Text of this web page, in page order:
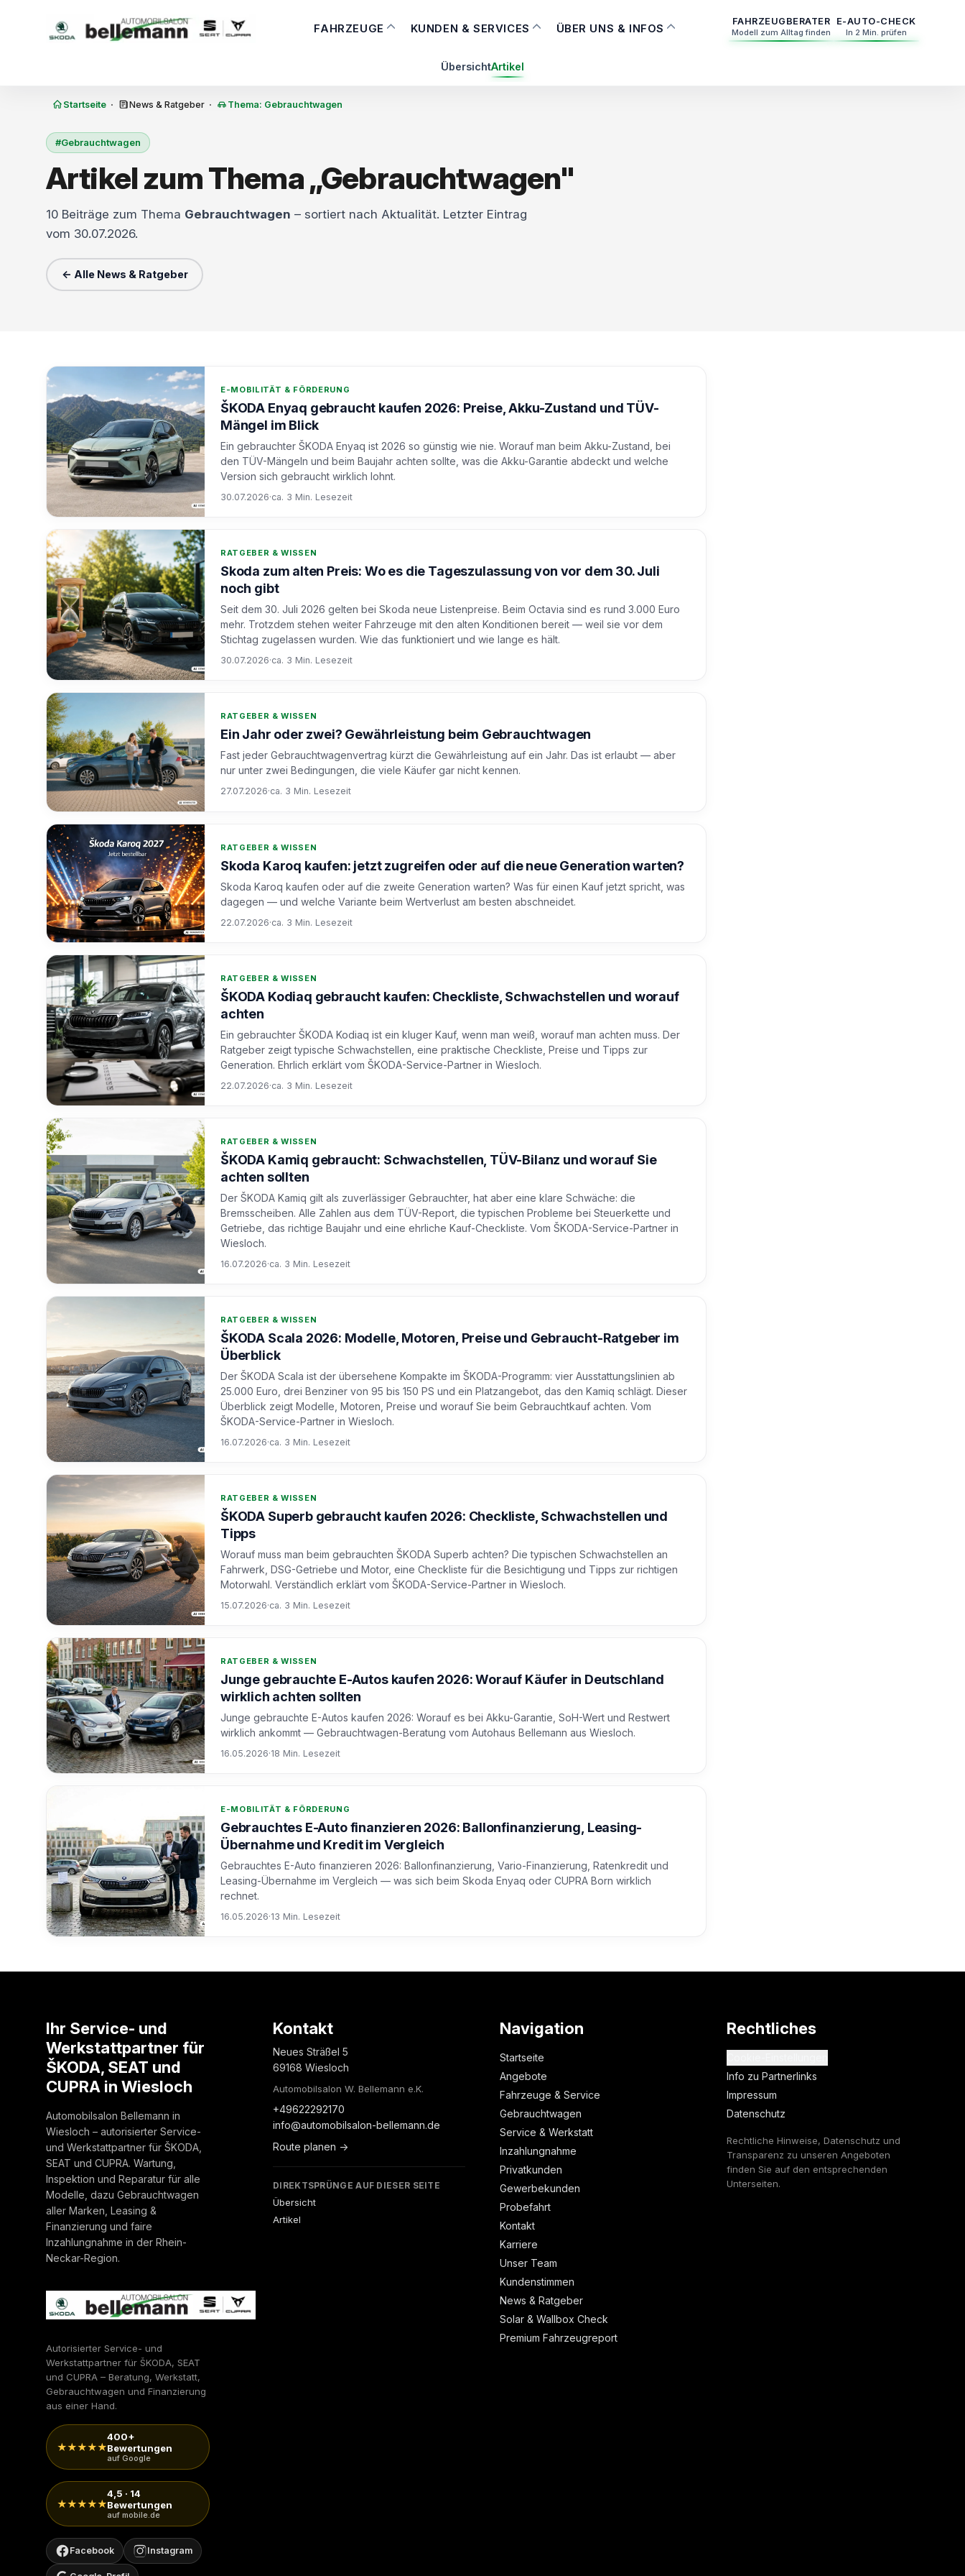
FAHRZEUGE KUNDEN & SERVICES ÜBER UNS & INFOS
FAHRZEUGBERATER
Modell zum Alltag finden
E-AUTO-CHECK
In 2 Min. prüfen
ÜbersichtArtikel
Startseite · News & Ratgeber · Thema: Gebrauchtwagen
#Gebrauchtwagen
Artikel zum Thema „Gebrauchtwagen"
10 Beiträge zum Thema Gebrauchtwagen – sortiert nach Aktualität. Letzter Eintrag
vom 30.07.2026.
← Alle News & Ratgeber
E-MOBILITÄT & FÖRDERUNG
ŠKODA Enyaq gebraucht kaufen 2026: Preise, Akku-Zustand und TÜV-
Mängel im Blick
Ein gebrauchter ŠKODA Enyaq ist 2026 so günstig wie nie. Worauf man beim Akku-Zustand, bei
den TÜV-Mängeln und beim Baujahr achten sollte, was die Akku-Garantie abdeckt und welche
Version sich gebraucht wirklich lohnt.
30.07.2026·ca. 3 Min. Lesezeit
RATGEBER & WISSEN
Skoda zum alten Preis: Wo es die Tageszulassung von vor dem 30. Juli
noch gibt
Seit dem 30. Juli 2026 gelten bei Skoda neue Listenpreise. Beim Octavia sind es rund 3.000 Euro
mehr. Trotzdem stehen weiter Fahrzeuge mit den alten Konditionen bereit — weil sie vor dem
Stichtag zugelassen wurden. Wie das funktioniert und wie lange es hält.
30.07.2026·ca. 3 Min. Lesezeit
RATGEBER & WISSEN
Ein Jahr oder zwei? Gewährleistung beim Gebrauchtwagen
Fast jeder Gebrauchtwagenvertrag kürzt die Gewährleistung auf ein Jahr. Das ist erlaubt — aber
nur unter zwei Bedingungen, die viele Käufer gar nicht kennen.
27.07.2026·ca. 3 Min. Lesezeit
RATGEBER & WISSEN
Skoda Karoq kaufen: jetzt zugreifen oder auf die neue Generation warten?
Skoda Karoq kaufen oder auf die zweite Generation warten? Was für einen Kauf jetzt spricht, was
dagegen — und welche Variante beim Wertverlust am besten abschneidet.
22.07.2026·ca. 3 Min. Lesezeit
RATGEBER & WISSEN
ŠKODA Kodiaq gebraucht kaufen: Checkliste, Schwachstellen und worauf
achten
Ein gebrauchter ŠKODA Kodiaq ist ein kluger Kauf, wenn man weiß, worauf man achten muss. Der
Ratgeber zeigt typische Schwachstellen, eine praktische Checkliste, Preise und Tipps zur
Generation. Ehrlich erklärt vom ŠKODA-Service-Partner in Wiesloch.
22.07.2026·ca. 3 Min. Lesezeit
RATGEBER & WISSEN
ŠKODA Kamiq gebraucht: Schwachstellen, TÜV-Bilanz und worauf Sie
achten sollten
Der ŠKODA Kamiq gilt als zuverlässiger Gebrauchter, hat aber eine klare Schwäche: die
Bremsscheiben. Alle Zahlen aus dem TÜV-Report, die typischen Probleme bei Steuerkette und
Getriebe, das richtige Baujahr und eine ehrliche Kauf-Checkliste. Vom ŠKODA-Service-Partner in
Wiesloch.
16.07.2026·ca. 3 Min. Lesezeit
RATGEBER & WISSEN
ŠKODA Scala 2026: Modelle, Motoren, Preise und Gebraucht-Ratgeber im
Überblick
Der ŠKODA Scala ist der übersehene Kompakte im ŠKODA-Programm: vier Ausstattungslinien ab
25.000 Euro, drei Benziner von 95 bis 150 PS und ein Platzangebot, das den Kamiq schlägt. Dieser
Überblick zeigt Modelle, Motoren, Preise und worauf Sie beim Gebrauchtkauf achten. Vom
ŠKODA-Service-Partner in Wiesloch.
16.07.2026·ca. 3 Min. Lesezeit
RATGEBER & WISSEN
ŠKODA Superb gebraucht kaufen 2026: Checkliste, Schwachstellen und
Tipps
Worauf muss man beim gebrauchten ŠKODA Superb achten? Die typischen Schwachstellen an
Fahrwerk, DSG-Getriebe und Motor, eine Checkliste für die Besichtigung und Tipps zur richtigen
Motorwahl. Verständlich erklärt vom ŠKODA-Service-Partner in Wiesloch.
15.07.2026·ca. 3 Min. Lesezeit
RATGEBER & WISSEN
Junge gebrauchte E-Autos kaufen 2026: Worauf Käufer in Deutschland
wirklich achten sollten
Junge gebrauchte E-Autos kaufen 2026: Worauf es bei Akku-Garantie, SoH-Wert und Restwert
wirklich ankommt — Gebrauchtwagen-Beratung vom Autohaus Bellemann aus Wiesloch.
16.05.2026·18 Min. Lesezeit
E-MOBILITÄT & FÖRDERUNG
Gebrauchtes E-Auto finanzieren 2026: Ballonfinanzierung, Leasing-
Übernahme und Kredit im Vergleich
Gebrauchtes E-Auto finanzieren 2026: Ballonfinanzierung, Vario-Finanzierung, Ratenkredit und
Leasing-Übernahme im Vergleich — was sich beim Skoda Enyaq oder CUPRA Born wirklich
rechnet.
16.05.2026·13 Min. Lesezeit
Ihr Service- und
Werkstattpartner für
ŠKODA, SEAT und
CUPRA in Wiesloch
Automobilsalon Bellemann in
Wiesloch – autorisierter Service-
und Werkstattpartner für ŠKODA,
SEAT und CUPRA. Wartung,
Inspektion und Reparatur für alle
Modelle, dazu Gebrauchtwagen
aller Marken, Leasing &
Finanzierung und faire
Inzahlungnahme in der Rhein-
Neckar-Region.
Autorisierter Service- und
Werkstattpartner für ŠKODA, SEAT
und CUPRA – Beratung, Werkstatt,
Gebrauchtwagen und Finanzierung
aus einer Hand.
★★★★★
400+
Bewertungen
auf Google
★★★★★
4,5 · 14
Bewertungen
auf mobile.de
Facebook Instagram
Kontakt
Neues Sträßel 5
69168 Wiesloch
Automobilsalon W. Bellemann e.K.
+49622292170
info@automobilsalon-bellemann.de
Route planen →
DIREKTSPRÜNGE AUF DIESER SEITE
Übersicht
Artikel
Navigation
Startseite
Angebote
Fahrzeuge & Service
Gebrauchtwagen
Service & Werkstatt
Inzahlungnahme
Privatkunden
Gewerbekunden
Probefahrt
Kontakt
Karriere
Unser Team
Kundenstimmen
News & Ratgeber
Solar & Wallbox Check
Premium Fahrzeugreport
Rechtliches
Info zu Partnerlinks
Impressum
Datenschutz
Rechtliche Hinweise, Datenschutz und
Transparenz zu unseren Angeboten
finden Sie auf den entsprechenden
Unterseiten.